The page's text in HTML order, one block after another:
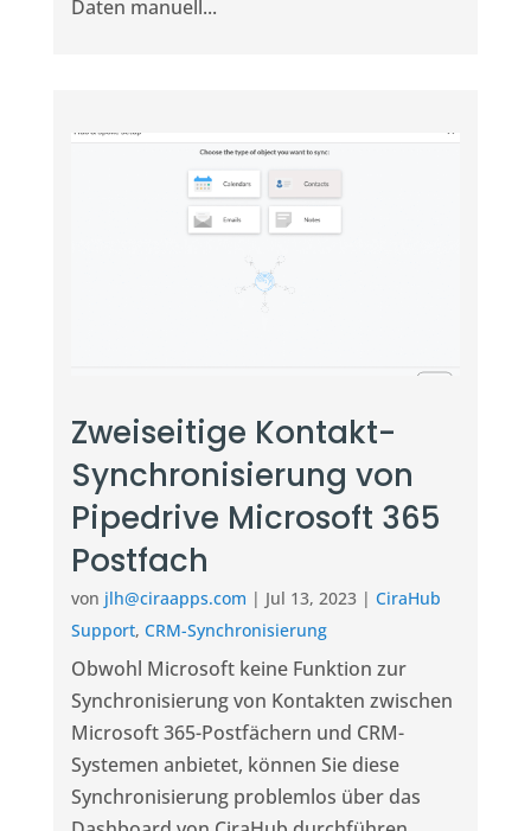
Daten manuell...
Zweiseitige Kontakt-
Synchronisierung von
Pipedrive Microsoft 365
Postfach
von jlh@ciraapps.com | Jul 13, 2023| CiraHub
Support, CRM-Synchronisierung
Obwohl Microsoft keine Funktion zur
Synchronisierung von Kontakten zwischen
Microsoft 365-Postfächern und CRM-
Systemen anbietet, können Sie diese
Synchronisierung problemlos über das